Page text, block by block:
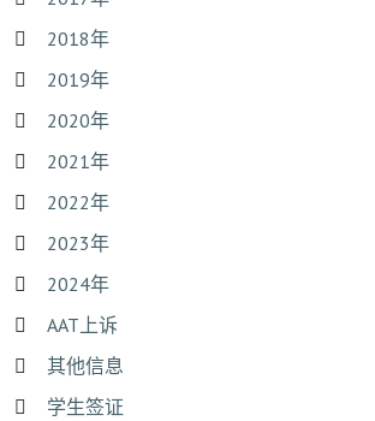
2018年
2019年
2020年
2021年
2022年
2023年
2024年
AAT上诉
其他信息
学生签证